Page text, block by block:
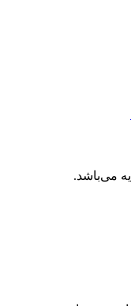
می‌باشد.